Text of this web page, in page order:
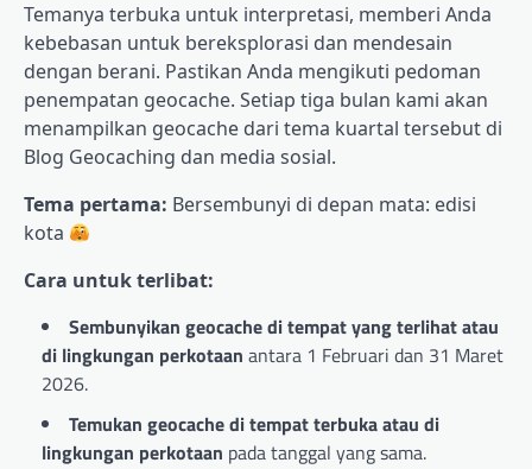
Temanya terbuka untuk interpretasi, memberi Anda
kebebasan untuk bereksplorasi dan mendesain
dengan berani. Pastikan Anda mengikuti pedoman
penempatan geocache. Setiap tiga bulan kami akan
menampilkan geocache dari tema kuartal tersebut di
Blog Geocaching dan media sosial.
Tema pertama: Bersembunyi di depan mata: edisi
kota
Cara untuk terlibat:
Sembunyikan geocache di tempat yang terlihat atau
di lingkungan perkotaan antara 1 Februari dan 31 Maret
2026.
Temukan geocache di tempat terbuka atau di
lingkungan perkotaan pada tanggal yang sama.